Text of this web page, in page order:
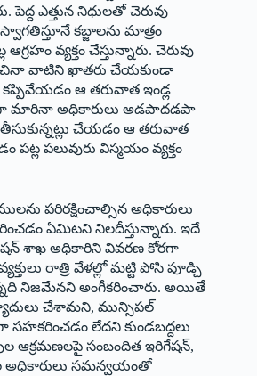
ఎత్తున నిధులతో చెరువు
స్వాగతిస్తూనే కబ్జాలను మాత్రం
వ్యక్తం చేస్తున్నారు. చెరువు
వాటిని ఖాతరు చేయకుండా
ఆ తరువాత ఇండ్ల
మారినా అధికారులు అడపాదడపా
చేయడం ఆ తరువాత
పట్ల పలువురు విస్మయం వ్యక్తం
పరిరక్షించాల్సిన అధికారులు
ఏమిటని నిలదీస్తున్నారు. ఇదే
‌శాఖ అధికారిని వివరణ కోరగా
రాత్రి వేళల్లో మట్టి పోసి పూడ్చి
నిజమేనని అంగీకరించారు. అయితే
చేశామని, మున్సిపల్‌
లేదని కుండబద్దలు
ఆక్రమణలపై సంబందిత ఇరిగేషన్‌,
అధికారులు సమన్వయంతో